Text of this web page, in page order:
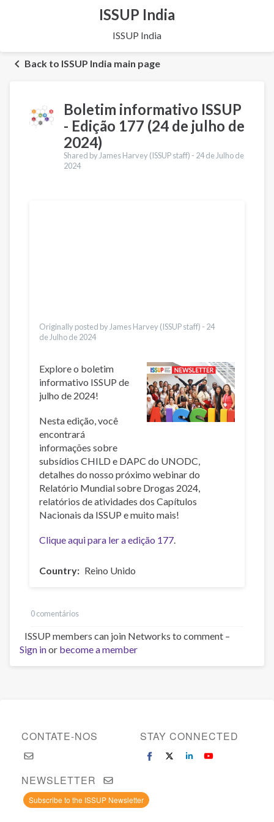
ISSUP India
ISSUP India
Back to ISSUP India main page
Boletim informativo ISSUP
- Edição 177 (24 de julho de
2024)
Shared by James Harvey (ISSUP staff) - 24 de Julho de
2024
Originally posted by James Harvey (ISSUP staff) - 24
de Julho de 2024
Explore o boletim
informativo ISSUP de
julho de 2024!
Nesta edição, você
encontrará
informações sobre
subsídios CHILD e DAPC do UNODC,
detalhes do nosso próximo webinar do
Relatório Mundial sobre Drogas 2024,
relatórios de atividades dos Capítulos
Nacionais da ISSUP e muito mais!
Clique aqui para ler a edição 177.
Country Reino Unido
0 comentários
ISSUP members can join Networks to comment –
Sign inor become a member
CONTATE-NOS STAY CONNECTED
NEWSLETTER
Subscribe to the ISSUP Newsletter